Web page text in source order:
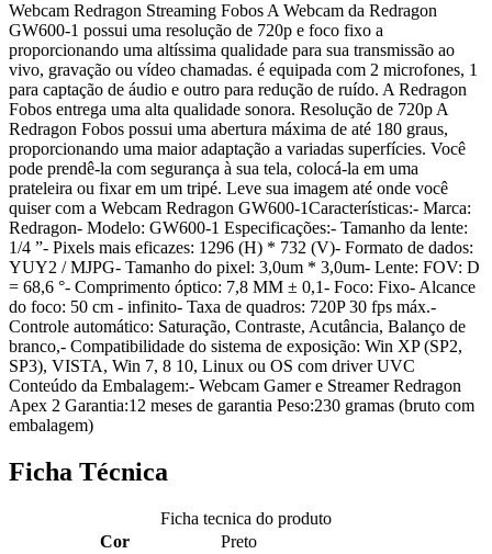
Webcam Redragon Streaming Fobos A Webcam da Redragon
GW600-1 possui uma resolução de 720p e foco fixo a
proporcionando uma altíssima qualidade para sua transmissão ao
vivo, gravação ou vídeo chamadas. é equipada com 2 microfones, 1
para captação de áudio e outro para redução de ruído. A Redragon
Fobos entrega uma alta qualidade sonora. Resolução de 720p A
Redragon Fobos possui uma abertura máxima de até 180 graus,
proporcionando uma maior adaptação a variadas superfícies. Você
pode prendê-la com segurança à sua tela, colocá-la em uma
prateleira ou fixar em um tripé. Leve sua imagem até onde você
quiser com a Webcam Redragon GW600-1Características:- Marca:
Redragon- Modelo: GW600-1 Especificações:- Tamanho da lente:
1/4 ”- Pixels mais eficazes: 1296 (H) * 732 (V)- Formato de dados:
YUY2 / MJPG- Tamanho do pixel: 3,0um * 3,0um- Lente: FOV: D
= 68,6 °- Comprimento óptico: 7,8 MM ± 0,1- Foco: Fixo- Alcance
do foco: 50 cm - infinito- Taxa de quadros: 720P 30 fps máx.-
Controle automático: Saturação, Contraste, Acutância, Balanço de
branco,- Compatibilidade do sistema de exposição: Win XP (SP2,
SP3), VISTA, Win 7, 8 10, Linux ou OS com driver UVC
Conteúdo da Embalagem:- Webcam Gamer e Streamer Redragon
Apex 2 Garantia:12 meses de garantia Peso:230 gramas (bruto com
embalagem)
Ficha Técnica
Ficha tecnica do produto
Cor
Preto